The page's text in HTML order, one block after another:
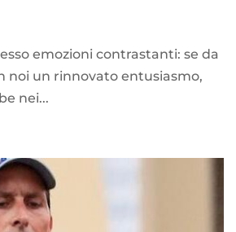
emozioni contrastanti: se da
noi un rinnovato entusiasmo,
nei...